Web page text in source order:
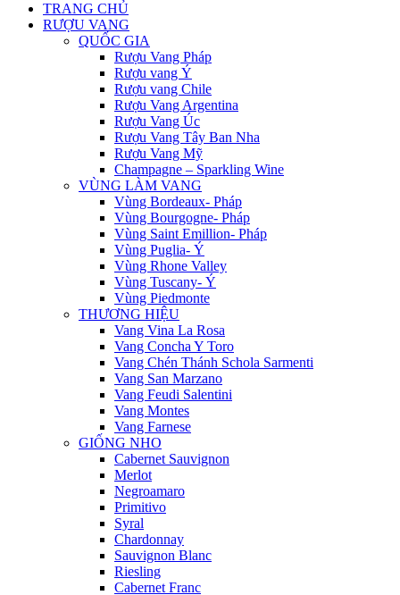
TRANG CHỦ
RƯỢU VANG
QUỐC GIA
Rượu Vang Pháp
Rượu vang Ý
Rượu vang Chile
Rượu Vang Argentina
Rượu Vang Úc
Rượu Vang Tây Ban Nha
Rượu Vang Mỹ
Champagne – Sparkling Wine
VÙNG LÀM VANG
Vùng Bordeaux- Pháp
Vùng Bourgogne- Pháp
Vùng Saint Emillion- Pháp
Vùng Puglia- Ý
Vùng Rhone Valley
Vùng Tuscany- Ý
Vùng Piedmonte
THƯƠNG HIỆU
Vang Vina La Rosa
Vang Concha Y Toro
Vang Chén Thánh Schola Sarmenti
Vang San Marzano
Vang Feudi Salentini
Vang Montes
Vang Farnese
GIỐNG NHO
Cabernet Sauvignon
Merlot
Negroamaro
Primitivo
Syral
Chardonnay
Sauvignon Blanc
Riesling
Cabernet Franc